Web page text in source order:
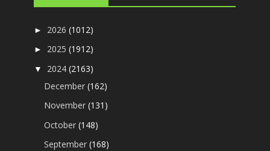
► 2026(1012)
► 2025(1912)
▼ 2024(2163)
December(162)
November(131)
October(148)
September(168)